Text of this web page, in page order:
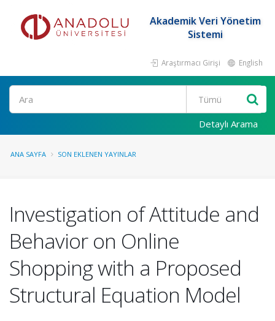
Akademik Veri Yönetim
Sistemi
Araştırmacı Girişi English
Ara
Detaylı Arama
ANA SAYFA SON EKLENEN YAYINLAR
Investigation of Attitude and
Behavior on Online
Shopping with a Proposed
Structural Equation Model